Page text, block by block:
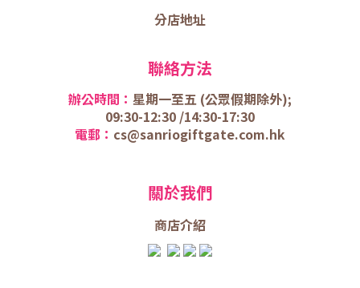
分店地址
聯絡方法
辦公時間： 星期一至五 (公眾假期除外);
09:30-12:30 /14:30-17:30
電郵： cs@sanriogiftgate.com.hk
關於我們
商店介紹